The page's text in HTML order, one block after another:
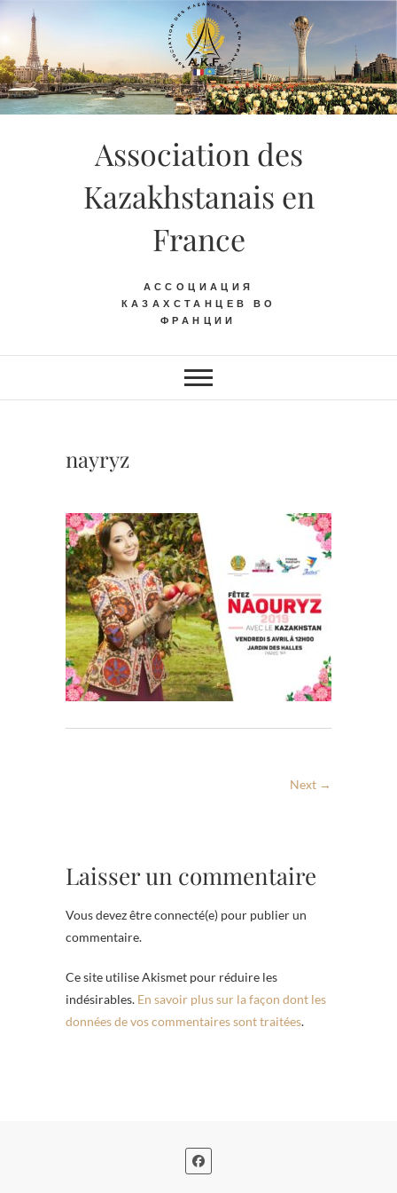
Skip
content
Association des
Kazakhstanais en
France
АССОЦИАЦИЯ
КАЗАХСТАНЦЕВ ВО
ФРАНЦИИ
nayryz
Next →
Laisser un commentaire
Vous devez être connecté(e) pour publier un
commentaire.
Ce site utilise Akismet pour réduire les
indésirables. En savoir plus sur la façon dont les
données de vos commentaires sont traitées.